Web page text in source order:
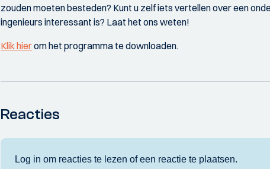
zouden moeten besteden? Kunt u zelf iets vertellen over een
ingenieurs interessant is? Laat het ons weten!
Klik hierom het programma te downloaden.
Reacties